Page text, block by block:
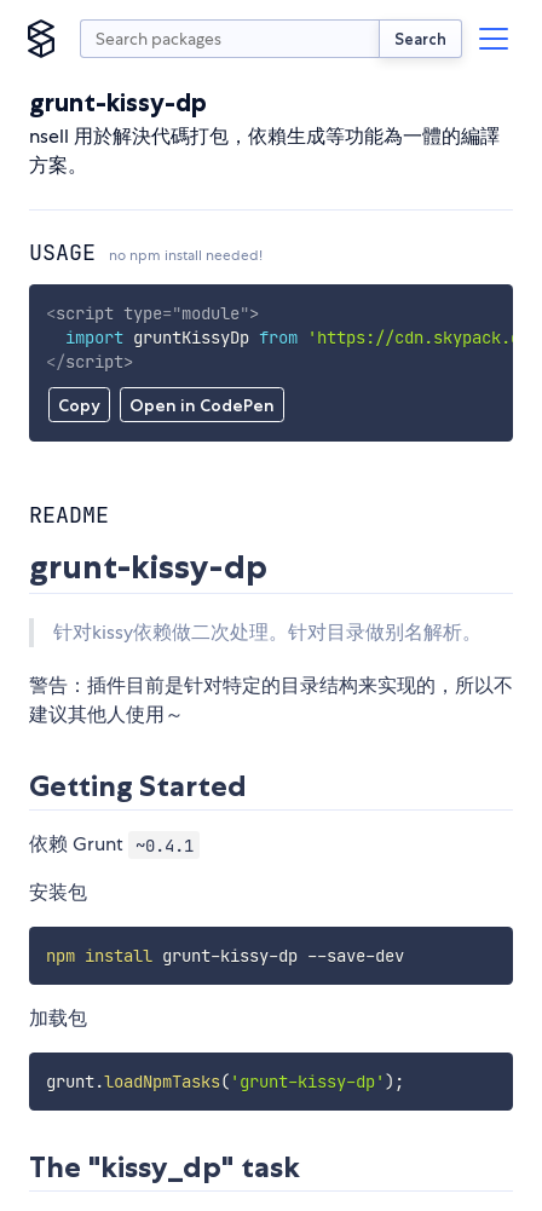
Search
grunt-kissy-dp
nsell 用於解決代碼打包，依賴生成等功能為一體的編譯
方案。
USAGE no npm install needed!
Copy Open in CodePen
<script type="module">
import gruntKissyDp from
'https://
</script>
README
grunt-kissy-dp
针对kissy依赖做二次处理。针对目录做别名解析。
警告：插件目前是针对特定的目录结构来实现的，所以不
建议其他人使用～
Getting Started
依赖 Grunt ~0.4.1
安装包
npm install grunt-kissy-dp --save-dev
加载包
grunt.loadNpmTasks( 'grunt-kissy-dp' ) ;
The "kissy_dp" task